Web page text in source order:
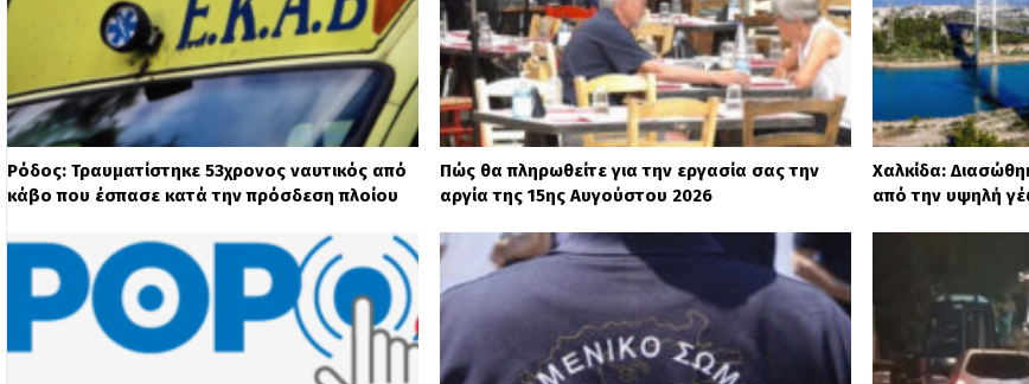
Ρόδος: Τραυματίστηκε 53χρονος ναυτικός από
κάβο που έσπασε κατά την πρόσδεση πλοίου
Πώς θα πληρωθείτε για την εργασία σας την
αργία της 15ης Αυγούστου 2026
Χαλκίδα:
από την υψηλή